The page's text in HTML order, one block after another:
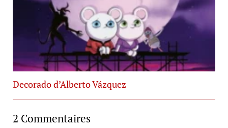
Decorado d’Alberto Vázquez
2 Commentaires